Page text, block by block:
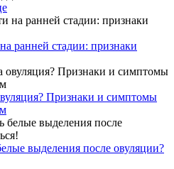
ранней стадии: признаки
Признаки и симптомы
выделения после овуляции?